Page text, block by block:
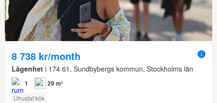
8 738 kr/month
Lägenhet i 174 61, Sundbybergs kommun, Stockholms län
1 29 m²
Utrustat kök